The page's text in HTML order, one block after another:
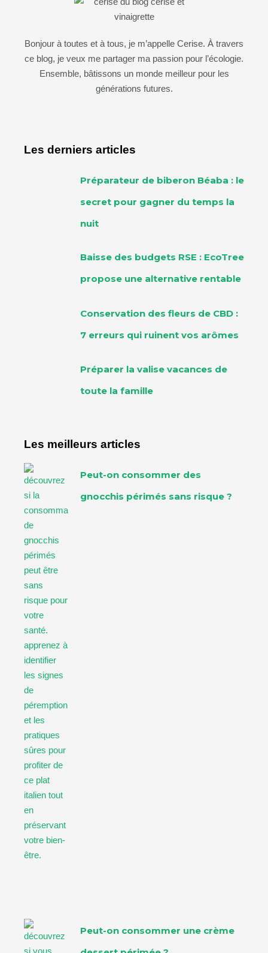
Bonjour à toutes et à tous, je m’appelle Cerise. À travers
ce blog, je veux me partager ma passion pour l’écologie.
Ensemble, bâtissons un monde meilleur pour les
générations futures.
Les derniers articles
Préparateur de biberon Béaba : le
secret pour gagner du temps la
nuit
Baisse des budgets RSE : EcoTree
propose une alternative rentable
Conservation des fleurs de CBD :
7 erreurs qui ruinent vos arômes
Préparer la valise vacances de
toute la famille
Les meilleurs articles
Peut-on consommer des
gnocchis périmés sans risque ?
Peut-on consommer une crème